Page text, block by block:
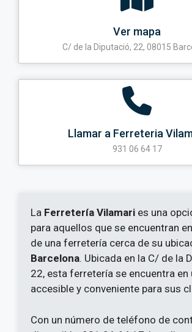
Ver mapa
C/ de la Diputació, 22, 08015
Llamar a Ferreteria
931 06 64 17
La Ferretería Vilamari es una
para aquellos que se encuentran
de una ferretería cerca de su
Barcelona. Ubicada en la C/ de la
22, esta ferretería se encuentra en
accesible y conveniente para sus
Con un número de teléfono de